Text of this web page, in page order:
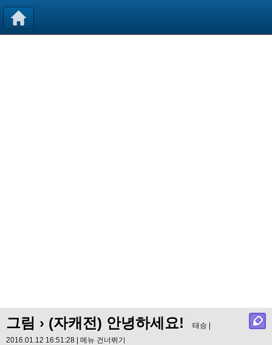
그림 › (자캐전) 안녕하세요!
태승 |
2016.01.12 16:51:28 | 메뉴 건너뛰기